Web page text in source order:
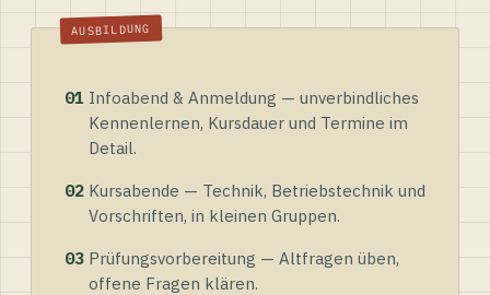
01 Infoabend & Anmeldung — unverbindliches
Kennenlernen, Kursdauer und Termine im
Detail.
02 Kursabende — Technik, Betriebstechnik und
Vorschriften, in kleinen Gruppen.
03 Prüfungsvorbereitung — Altfragen üben,
offene Fragen klären.